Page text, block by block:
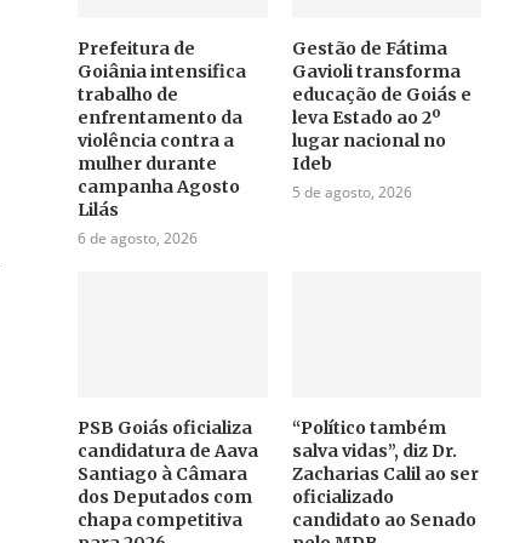
Prefeitura de
Goiânia intensifica
trabalho de
enfrentamento da
violência contra a
mulher durante
campanha Agosto
Lilás
6 de agosto, 2026
Gestão de Fátima
Gavioli transforma
educação de Goiás e
leva Estado ao 2º
lugar nacional no
Ideb
5 de agosto, 2026
PSB Goiás oficializa
candidatura de Aava
Santiago à Câmara
dos Deputados com
chapa competitiva
“Político também
salva vidas”, diz Dr.
Zacharias Calil ao ser
oficializado
candidato ao Senado